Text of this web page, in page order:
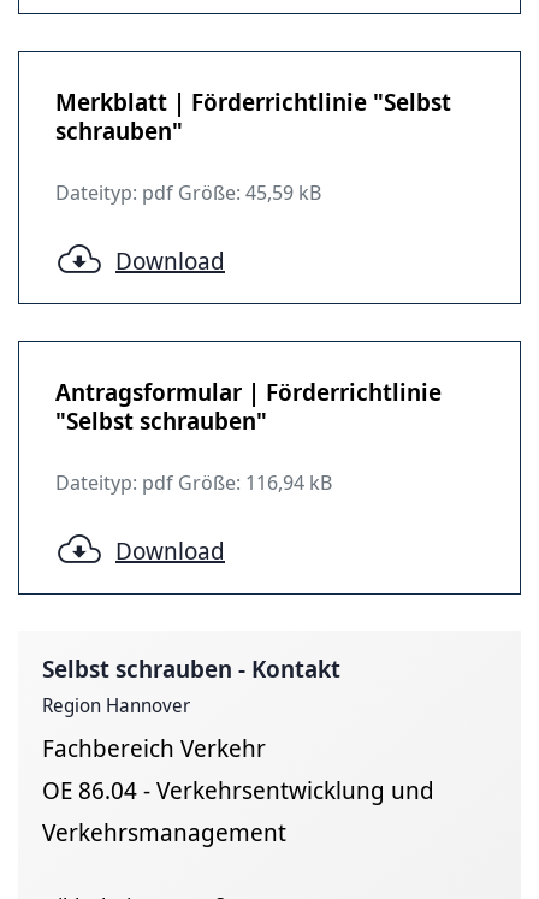
Merkblatt | Förderrichtlinie "Selbst
schrauben"
Dateityp: pdf Größe: 45,59 kB
Download
Antragsformular | Förderrichtlinie
"Selbst schrauben"
Dateityp: pdf Größe: 116,94 kB
Download
Selbst schrauben - Kontakt
Region Hannover
Fachbereich Verkehr
OE 86.04 - Verkehrsentwicklung und
Verkehrsmanagement